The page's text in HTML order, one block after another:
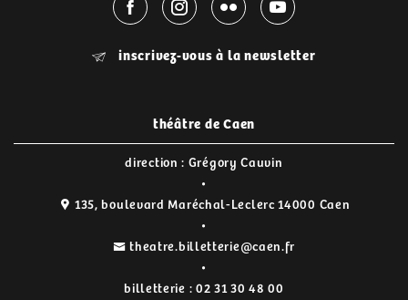
inscrivez-vous à la newsletter
théâtre de Caen
direction : Grégory Cauvin
135, boulevard Maréchal-Leclerc 14000 Caen
theatre.billetterie@caen.fr
billetterie : 02 31 30 48 00